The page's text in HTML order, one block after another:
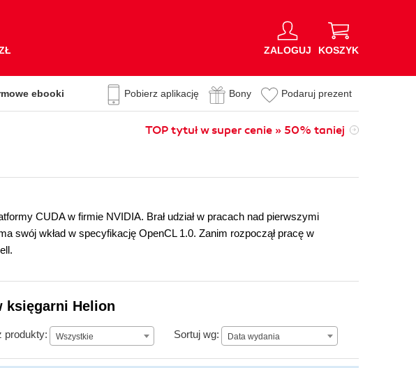
ZALOGUJ KOSZYK
ebooki Pobierz aplikację Bony Podaruj prezent
TOP tytuł w super cenie » 50% taniej
CUDA w firmie NVIDIA. Brał udział w pracach nad pierwszymi
swój wkład w specyfikację OpenCL 1.0. Zanim rozpoczął pracę w
księgarni Helion
produkty: Wszystkie Sortuj wg: Data wydania
Data wydania